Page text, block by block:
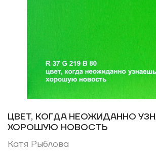
ЦВЕТ, КОГДА НЕОЖИДАННО
ХОРОШУЮ НОВОСТЬ
Катя Рыблова